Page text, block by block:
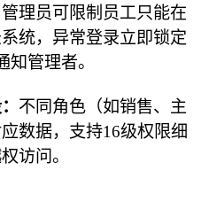
管理员可限制员工只能在
统，异常登录立即锁定
管理者。
不同角色（如销售、主
数据，支持16级权限细
访问。